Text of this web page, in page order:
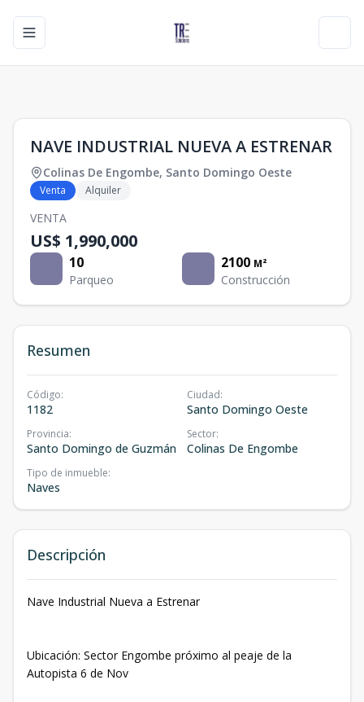
Toggle navigation menu
NAVE INDUSTRIAL NUEVA A ESTRENAR
Colinas De Engombe, Santo Domingo Oeste
Venta Alquiler
VENTA
US$ 1,990,000
10
Parqueo
2100 M²
Construcción
Resumen
Código:
1182
Ciudad:
Santo Domingo Oeste
Provincia:
Santo Domingo de Guzmán
Sector:
Colinas De Engombe
Tipo de inmueble:
Naves
Descripción
Nave Industrial Nueva a Estrenar
Ubicación: Sector Engombe próximo al peaje de la
Autopista 6 de Nov